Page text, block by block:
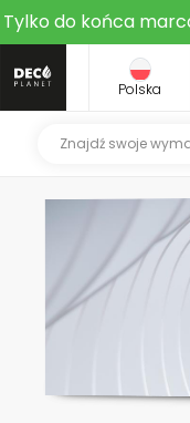
Tylko do końca
Polska